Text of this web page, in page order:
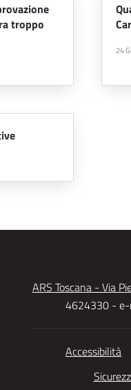
troppo
24
ARS Toscana - Via
4624330 - e-
Accessibilità